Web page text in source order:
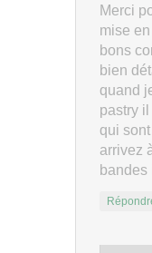
Merci
mise
bons
bien
quand
pastry
qui
arrivez
bandes